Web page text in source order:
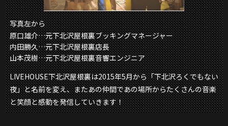
写真左から
原口雄介…元下北沢屋根裏ブッキングマネージャー
内田勝久…元下北沢屋根裏店長
山本茂樹…元下北沢屋根裏音響エンジニア
LIVEHOUSE下北沢屋根裏は2015年5月から「下北沢ろくでもない
夜」と名前を変え、またあの仲間であの場所からたくさんの音楽
と笑顔と感動を発信していきます！